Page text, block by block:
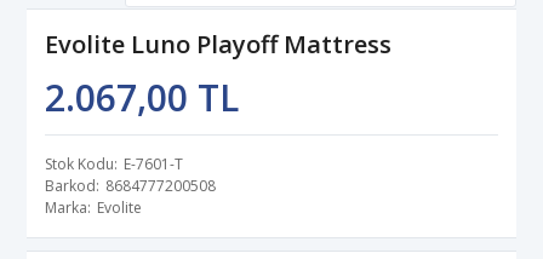
Evolite Luno Playoff Mattress
2.067,00 TL
Stok Kodu E-7601-T
Barkod 8684777200508
Marka Evolite